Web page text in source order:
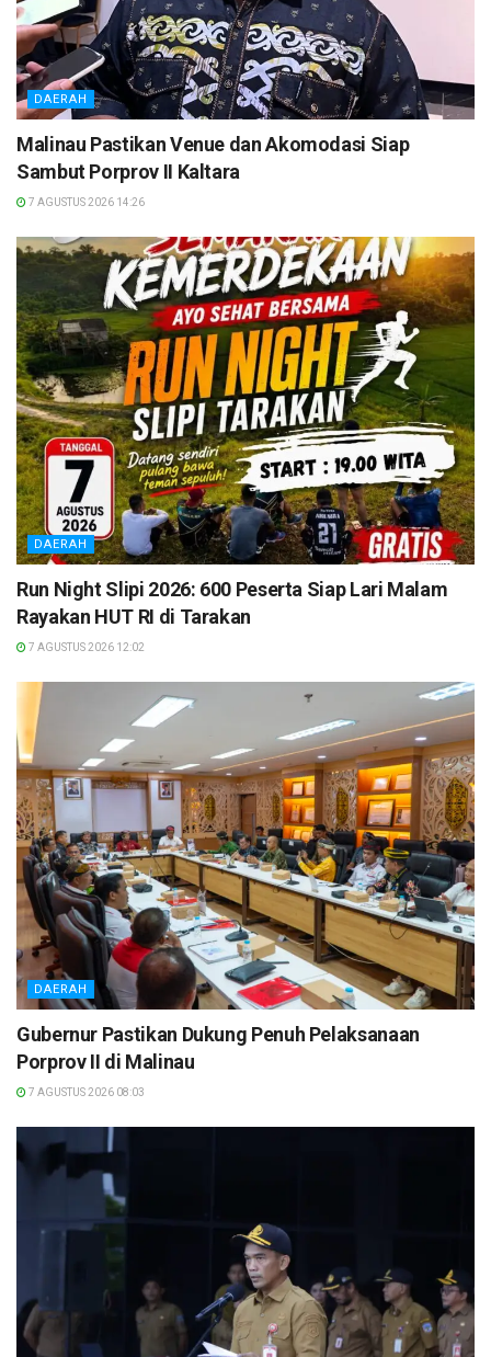
DAERAH
Malinau Pastikan Venue dan Akomodasi Siap
Sambut Porprov II Kaltara
7 AGUSTUS 2026 14:26
DAERAH
Run Night Slipi 2026: 600 Peserta Siap Lari Malam
Rayakan HUT RI di Tarakan
7 AGUSTUS 2026 12:02
DAERAH
Gubernur Pastikan Dukung Penuh Pelaksanaan
Porprov II di Malinau
7 AGUSTUS 2026 08:03